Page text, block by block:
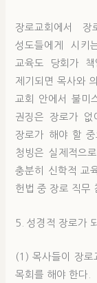
장로교회에서
성도들에게 시키
교육도 당회가
제기되면 목사와
교회 안에서 불미
권징은 장로가
장로가 해야 할
청빙은 실제적으
충분히 신학적 교
헌법 중 장로 직무
5. 성경적 장로가
(1) 목사들이 장로
목회를 해야 한다.